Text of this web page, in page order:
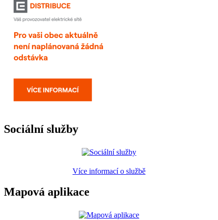
Sociální služby
Více informací o službě
Mapová aplikace